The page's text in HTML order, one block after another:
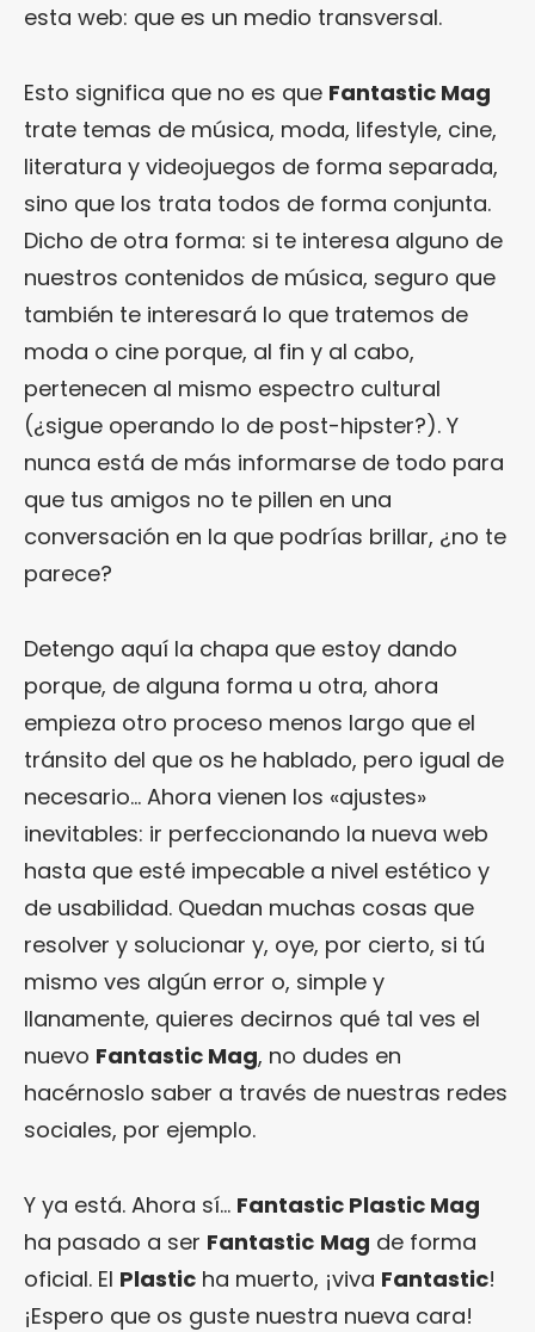
esta web: que es un medio transversal.
Esto significa que no es que Fantastic Mag
trate temas de música, moda, lifestyle, cine,
literatura y videojuegos de forma separada,
sino que los trata todos de forma conjunta.
Dicho de otra forma: si te interesa alguno de
nuestros contenidos de música, seguro que
también te interesará lo que tratemos de
moda o cine porque, al fin y al cabo,
pertenecen al mismo espectro cultural
(¿sigue operando lo de post-hipster?). Y
nunca está de más informarse de todo para
que tus amigos no te pillen en una
conversación en la que podrías brillar, ¿no te
parece?
Detengo aquí la chapa que estoy dando
porque, de alguna forma u otra, ahora
empieza otro proceso menos largo que el
tránsito del que os he hablado, pero igual de
necesario… Ahora vienen los «ajustes»
inevitables: ir perfeccionando la nueva web
hasta que esté impecable a nivel estético y
de usabilidad. Quedan muchas cosas que
resolver y solucionar y, oye, por cierto, si tú
mismo ves algún error o, simple y
llanamente, quieres decirnos qué tal ves el
nuevo Fantastic Mag, no dudes en
hacérnoslo saber a través de nuestras redes
sociales, por ejemplo.
Y ya está. Ahora sí… Fantastic Plastic Mag
ha pasado a ser Fantastic Mag de forma
oficial. El Plastic ha muerto, ¡viva Fantastic!
¡Espero que os guste nuestra nueva cara!